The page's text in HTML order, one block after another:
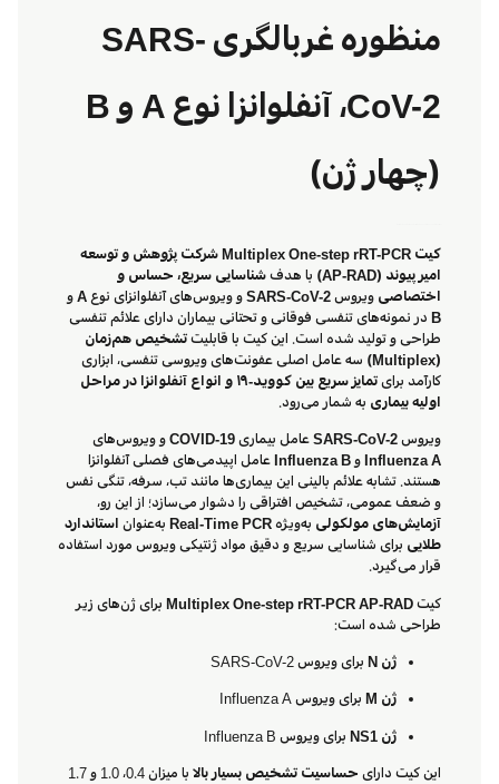
منظوره غربالگری SARS-
CoV-2، آنفلوانزا نوع A و B
(چهار ژن)
کیت Multiplex One-step rRT-PCR شرکت پژوهش و توسعه
امیر پیوند (AP-RAD)
با هدفشناسایی سریع، حساس و
اختصاصی ویروسSARS-CoV-2و ویروس‌های آنفلوانزای نوع Aو
B در نمونه‌های تنفسی فوقانی و تحتانی بیماران دارای علائم تنفسی
طراحی و تولید شده است. این کیت با قابلیتتشخیص هم‌زمان
(Multiplex)
سه عامل اصلی عفونت‌های ویروسی تنفسی، ابزاری
کارآمد برای
تمایز سریع بین کووید-۱۹ و انواع آنفلوانزا در مراحل
اولیه بیماری به شمار می‌رود.
ویروسSARS-CoV-2عامل بیماریCOVID-19و ویروس‌های
Influenza AوInfluenza Bعامل اپیدمی‌های فصلی آنفلوانزا
هستند. تشابه علائم بالینی این بیماری‌ها مانند تب، سرفه، تنگی نفس
و ضعف عمومی، تشخیص افتراقی را دشوار می‌سازد؛ از این رو،
آزمایش‌های مولکولی به‌ویژهReal-Time PCR به‌عنوان استاندارد
طلایی برای شناسایی سریع و دقیق مواد ژنتیکی ویروس مورد استفاده
قرار می‌گیرد.
کیتMultiplex One-step rRT-PCR AP-RAD برای ژن‌های زیر
طراحی شده است:
ژن N برای ویروس SARS-CoV-2
ژن M برای ویروس Influenza A
ژن NS1 برای ویروس Influenza B
این کیت دارای حساسیت تشخیص بسیار بالا
با میزان 0.4، 1.0 و 1.7